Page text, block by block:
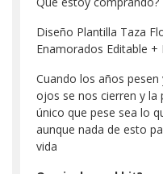
Diseño Plantilla Taza
Enamorados Editable +
Cuando los años
ojos se nos cierren y la
único que pese sea lo
aunque nada de esto
vida